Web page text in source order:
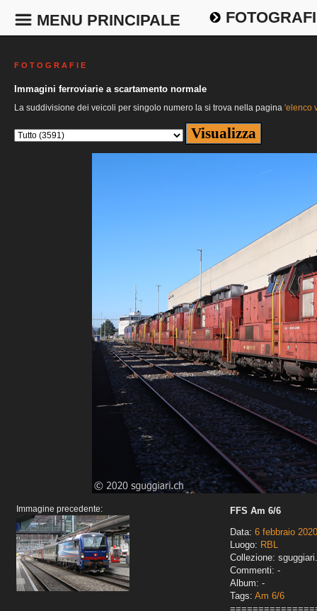
MENU PRINCIPALE
F O T O G R A F I E
Immagini ferroviarie a scartamento normale
La suddivisione dei veicoli per singolo numero la si trova nella pagina 'elenco
Immagine precedente:
FFS Am 6/6
Data: 6 febbraio 2020
Luogo: RBL
Collezione:
Commenti: -
Album: -
Tags: Am 6/6